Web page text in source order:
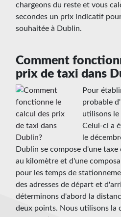
chargeons du reste et vous
secondes un prix indicatif
souhaitée à Dublin.
Comment
prix de taxi dans
Pour
probable
utilisons
Celui-ci a
le
Dublin se compose d'une
au kilomètre et d'une
pour les temps de
des adresses de départ et
déterminons d'abord la
deux points. Nous utilisons la